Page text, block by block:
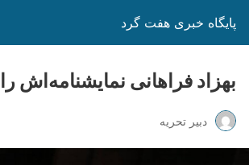
پایگاه خبری هفت گرد
بهزاد فراهانی نمایشنامه‌اش
دبیر تحریه